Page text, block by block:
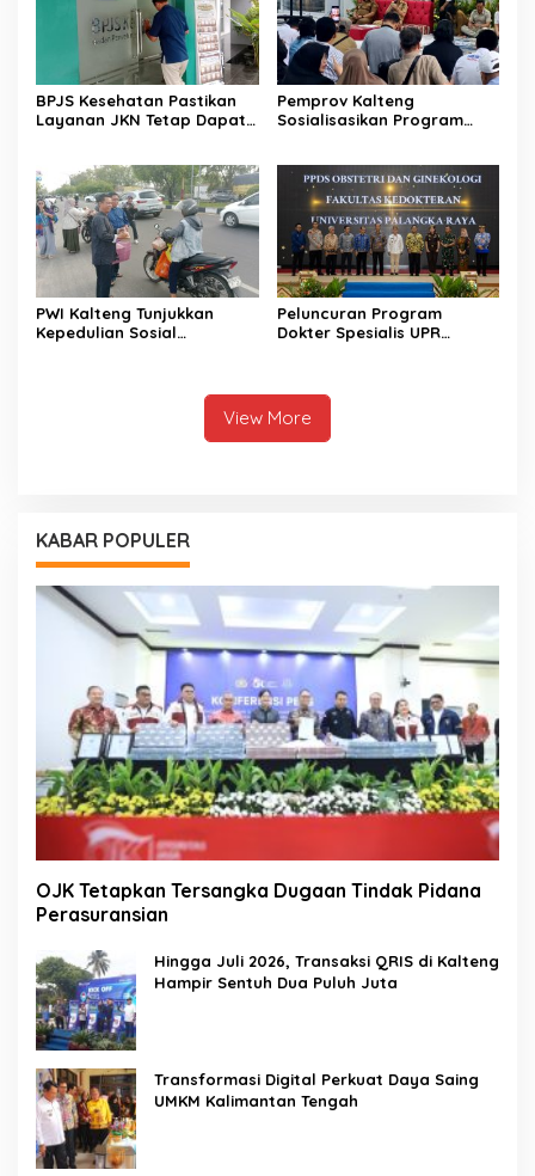
BPJS Kesehatan Pastikan
Layanan JKN Tetap Dapat
Pemprov Kalteng
Sosialisasikan Program
PWI Kalteng Tunjukkan
Kepedulian Sosial
Peluncuran Program
Dokter Spesialis UPR
View More
KABAR POPULER
OJK Tetapkan Tersangka Dugaan Tindak Pidana
Perasuransian
Hingga Juli 2026, Transaksi QRIS di Kalteng
Hampir Sentuh Dua Puluh Juta
Transformasi Digital Perkuat Daya Saing
UMKM Kalimantan Tengah